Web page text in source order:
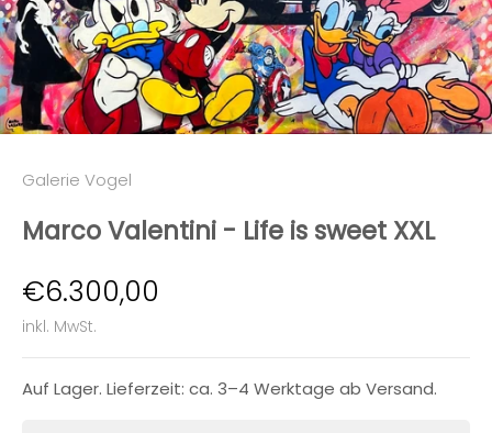
Galerie Vogel
Marco Valentini - Life is sweet XXL
Angebot
€6.300,00
inkl. MwSt.
Auf Lager. Lieferzeit: ca. 3–4 Werktage ab Versand.